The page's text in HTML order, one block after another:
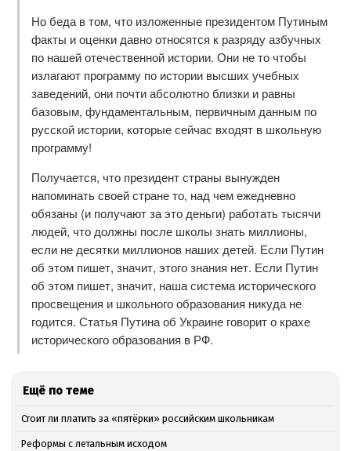
Но беда в том, что изложенные президентом Путиным
факты и оценки давно относятся к разряду азбучных
по нашей отечественной истории. Они не то чтобы
излагают программу по истории высших учебных
заведений, они почти абсолютно близки и равны
базовым, фундаментальным, первичным данным по
русской истории, которые сейчас входят в школьную
программу!
Получается, что президент страны вынужден
напоминать своей стране то, над чем ежедневно
обязаны (и получают за это деньги) работать тысячи
людей, что должны после школы знать миллионы,
если не десятки миллионов наших детей. Если Путин
об этом пишет, значит, этого знания нет. Если Путин
об этом пишет, значит, наша система исторического
просвещения и школьного образования никуда не
годится. Статья Путина об Украине говорит о крахе
исторического образования в РФ.
Ещё по теме
Стоит ли платить за «пятёрки» российским школьникам
Реформы с летальным исходом